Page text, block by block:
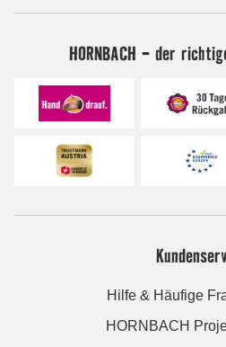
HORNBACH - der
Hilfe & Häufige
HORNBACH